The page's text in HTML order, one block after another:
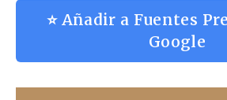
⭐ Añadir a Fuentes
Google